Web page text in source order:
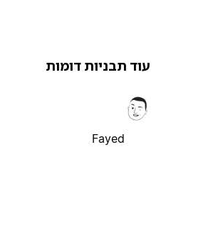
עוד תבניות דומות
Fayed